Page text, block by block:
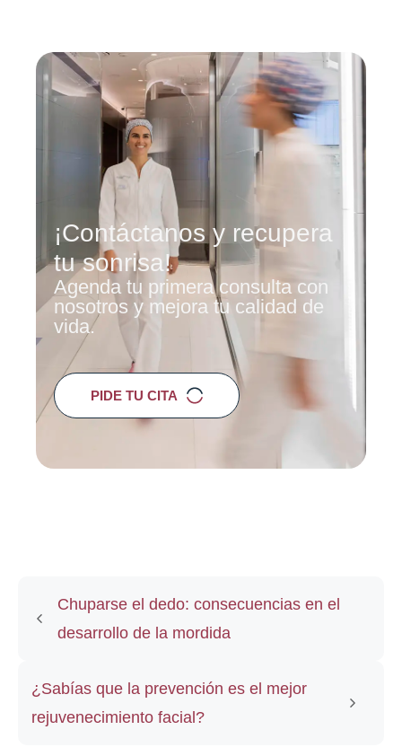
¡Contáctanos y recupera
tu sonrisa!
Agenda tu primera consulta con
nosotros y mejora tu calidad de
vida.
PIDE TU CITA
Chuparse el dedo: consecuencias en el
desarrollo de la mordida
¿Sabías que la prevención es el mejor
rejuvenecimiento facial?